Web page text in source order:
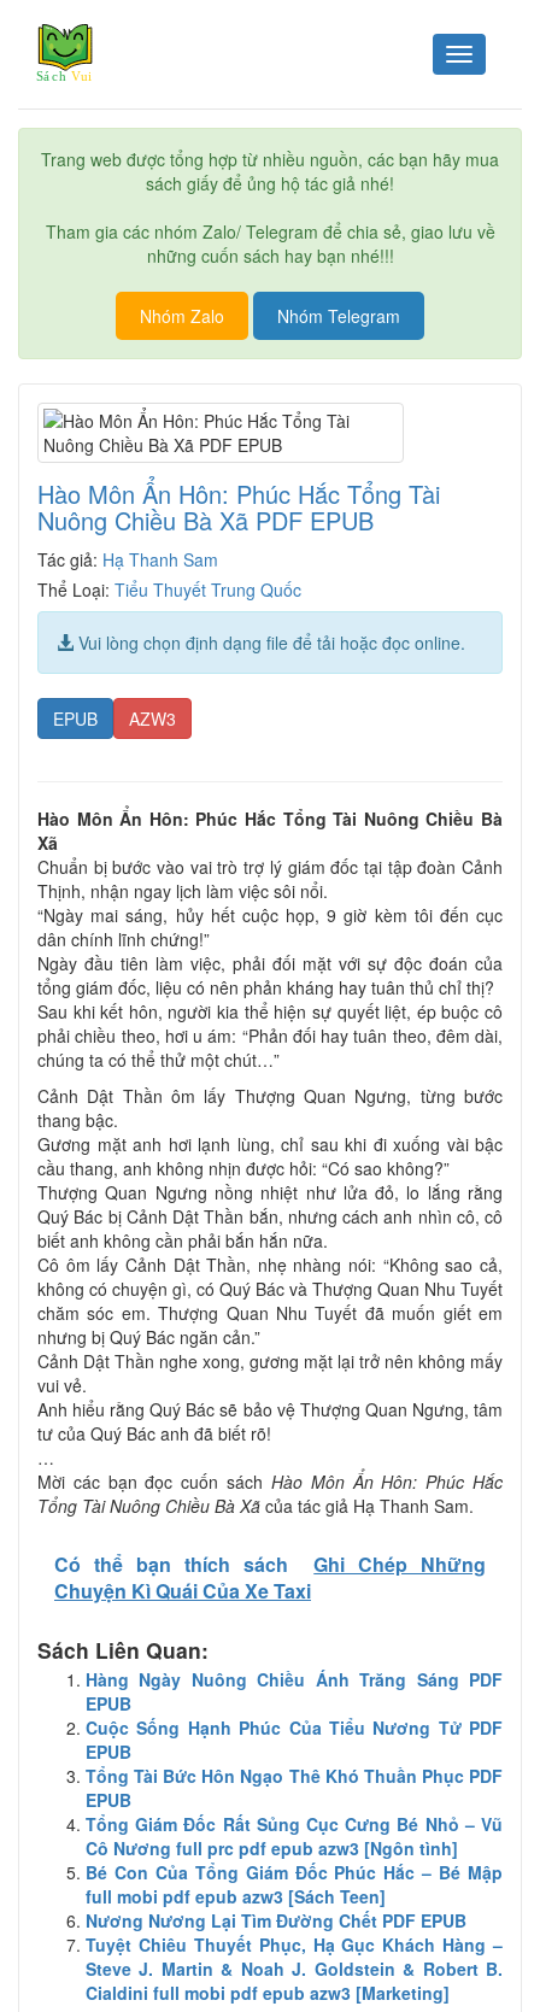
Toggle
navigation
Trang web được tổng hợp từ nhiều nguồn, các bạn hãy mua
sách giấy để ủng hộ tác giả nhé!
Tham gia các nhóm Zalo/ Telegram để chia sẻ, giao lưu về
những cuốn sách hay bạn nhé!!!
Nhóm Zalo Nhóm Telegram
Hào Môn Ẩn Hôn: Phúc Hắc Tổng Tài
Nuông Chiều Bà Xã PDF EPUB
Tác giả: Hạ Thanh Sam
Thể Loại: Tiểu Thuyết Trung Quốc
Vui lòng chọn định dạng file để tải hoặc đọc online.
EPUB AZW3
Hào Môn Ẩn Hôn: Phúc Hắc Tổng Tài Nuông Chiều Bà
Xã
Chuẩn bị bước vào vai trò trợ lý giám đốc tại tập đoàn Cảnh
Thịnh, nhận ngay lịch làm việc sôi nổi.
“Ngày mai sáng, hủy hết cuộc họp, 9 giờ kèm tôi đến cục
dân chính lĩnh chứng!”
Ngày đầu tiên làm việc, phải đối mặt với sự độc đoán của
tổng giám đốc, liệu có nên phản kháng hay tuân thủ chỉ thị?
Sau khi kết hôn, người kia thể hiện sự quyết liệt, ép buộc cô
phải chiều theo, hơi u ám: “Phản đối hay tuân theo, đêm dài,
chúng ta có thể thử một chút…”
Cảnh Dật Thần ôm lấy Thượng Quan Ngưng, từng bước
thang bậc.
Gương mặt anh hơi lạnh lùng, chỉ sau khi đi xuống vài bậc
cầu thang, anh không nhịn được hỏi: “Có sao không?”
Thượng Quan Ngưng nồng nhiệt như lửa đỏ, lo lắng rằng
Quý Bác bị Cảnh Dật Thần bắn, nhưng cách anh nhìn cô, cô
biết anh không cần phải bắn hắn nữa.
Cô ôm lấy Cảnh Dật Thần, nhẹ nhàng nói: “Không sao cả,
không có chuyện gì, có Quý Bác và Thượng Quan Nhu Tuyết
chăm sóc em. Thượng Quan Nhu Tuyết đã muốn giết em
nhưng bị Quý Bác ngăn cản.”
Cảnh Dật Thần nghe xong, gương mặt lại trở nên không mấy
vui vẻ.
Anh hiểu rằng Quý Bác sẽ bảo vệ Thượng Quan Ngưng, tâm
tư của Quý Bác anh đã biết rõ!
…
Mời các bạn đọc cuốn sách Hào Môn Ẩn Hôn: Phúc Hắc
Tổng Tài Nuông Chiều Bà Xã của tác giả Hạ Thanh Sam.
Có thể bạn thích sách
Ghi Chép Những
Chuyện Kì Quái Của Xe Taxi
Sách Liên Quan:
Hàng Ngày Nuông Chiều Ánh Trăng Sáng PDF
EPUB
Cuộc Sống Hạnh Phúc Của Tiểu Nương Tử PDF
EPUB
Tổng Tài Bức Hôn Ngạo Thê Khó Thuần Phục PDF
EPUB
Tổng Giám Đốc Rất Sủng Cục Cưng Bé Nhỏ – Vũ
Cô Nương full prc pdf epub azw3 [Ngôn tình]
Bé Con Của Tổng Giám Đốc Phúc Hắc – Bé Mập
full mobi pdf epub azw3 [Sách Teen]
Nương Nương Lại Tìm Đường Chết PDF EPUB
Tuyệt Chiêu Thuyết Phục, Hạ Gục Khách Hàng –
Steve J. Martin & Noah J. Goldstein & Robert B.
Cialdini full mobi pdf epub azw3 [Marketing]